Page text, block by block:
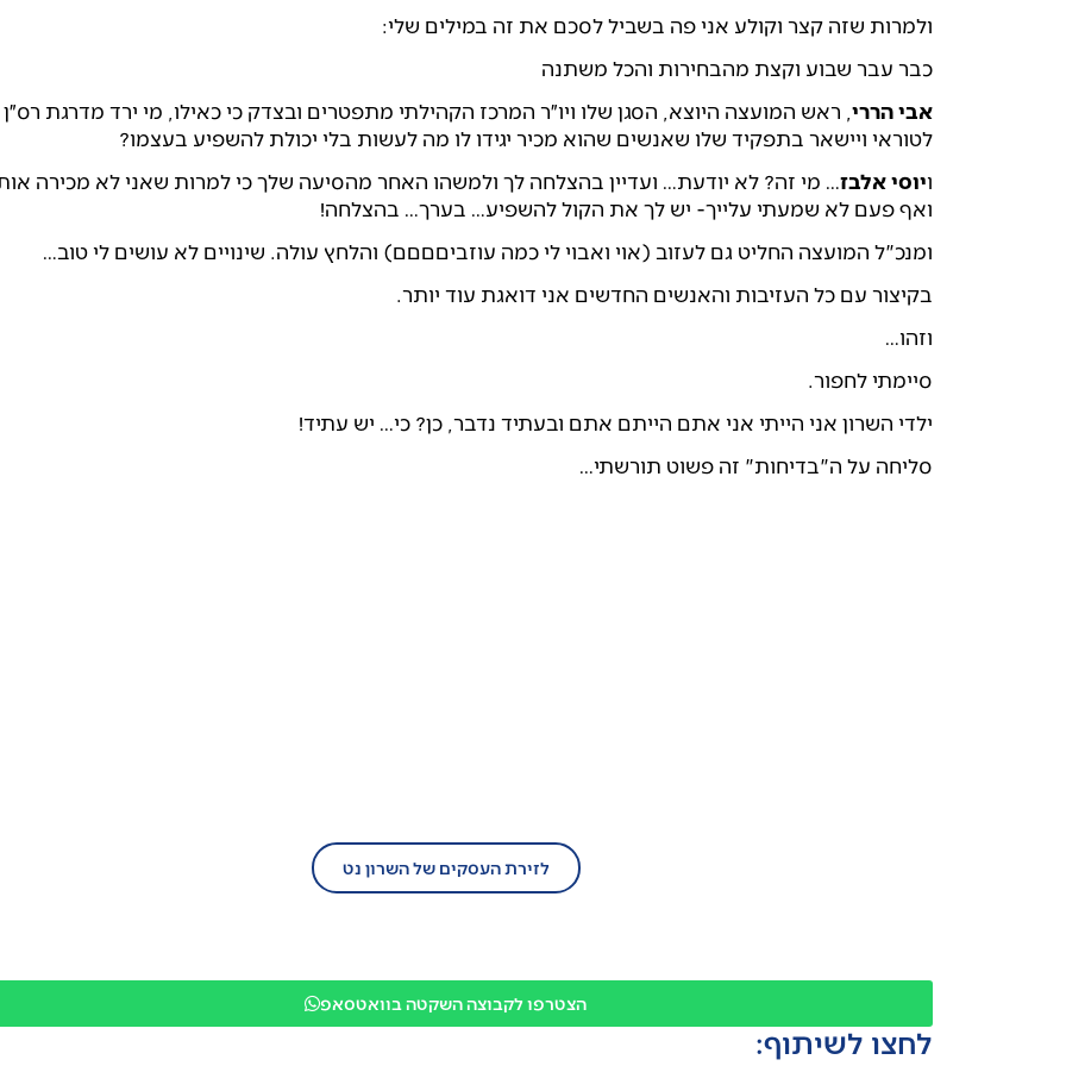
ולמרות שזה קצר וקולע אני פה בשביל לסכם את זה במילים שלי:
כבר עבר שבוע וקצת מהבחירות והכל משתנה
אבי הררי , ראש המועצה היוצא, הסגן שלו ויו״ר המרכז הקהילתי מתפטרים ובצדק כי כאילו, מי ירד מדרגת רס״ן
לטוראי ויישאר בתפקיד שלו שאנשים שהוא מכיר יגידו לו מה לעשות בלי יכולת להשפיע בעצמו?
ויוסי אלבז… מי זה? לא יודעת… ועדיין בהצלחה לך ולמשהו האחר מהסיעה שלך כי למרות שאני לא מכירה
ואף פעם לא שמעתי עלייך- יש לך את הקול להשפיע… בערך… בהצלחה!
ומנכ"ל המועצה החליט גם לעזוב (אוי ואבוי לי כמה עוזביםםםם) והלחץ עולה. שינויים לא עושים לי טוב…
בקיצור עם כל העזיבות והאנשים החדשים אני דואגת עוד יותר.
וזהו…
סיימתי לחפור.
ילדי השרון אני הייתי אני אתם הייתם אתם ובעתיד נדבר, כן? כי… יש עתיד!
סליחה על ה"בדיחות" זה פשוט תורשתי…
לזירת העסקים של השרון נט
הצטרפו לקבוצה השקטה בוואטסאפ
לחצו לשיתוף: